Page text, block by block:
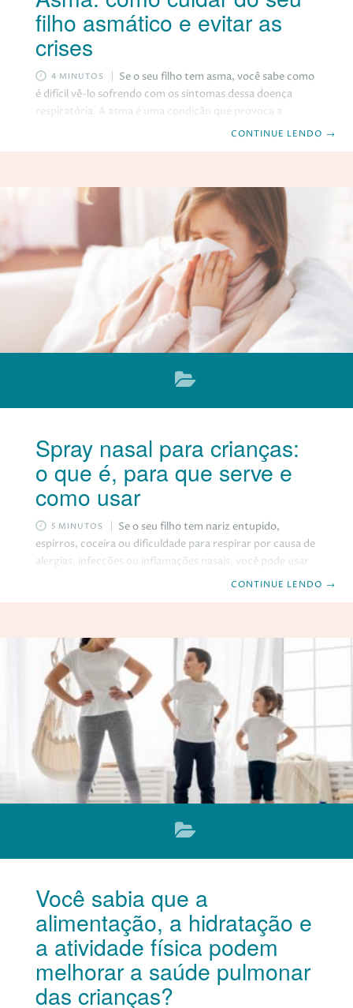
filho asmático e evitar as
crises
4 MINUTOS
Se o seu filho tem asma, você sabe como
é difícil vê-lo sofrendo com os sintomas dessa doença
respiratória. A asma é uma condição que provoca a
inflamação e o estreitamento dos brônquios, dificultando
irritantes, infecções respiratórias, exercícios físicos,
mudanças climáticas, estresse emocional e
medicamentos. A asma é uma doença crônica e pode
CONTINUE LENDO →
Spray nasal para crianças:
o que é, para que serve e
como usar
5 MINUTOS
Se o seu filho tem nariz entupido,
espirros, coceira ou dificuldade para respirar por causa de
alergias, infecções ou inflamações nasais, você pode usar
um spray nasal para aliviar os sintomas e melhorar a
sobre esse produto e dar algumas dicas de como escolher
o melhor para o seu filho. O que
CONTINUE LENDO →
Você sabia que a
alimentação, a hidratação e
a atividade física podem
melhorar a saúde pulmonar
das crianças?